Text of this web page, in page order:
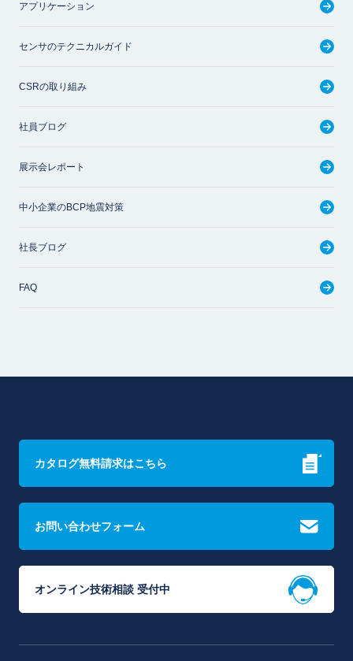
アプリケーション
センサのテクニカルガイド
CSRの取り組み
社員ブログ
展示会レポート
中小企業のBCP地震対策
社長ブログ
FAQ
カタログ無料請求はこちら
お問い合わせフォーム
オンライン技術相談 受付中